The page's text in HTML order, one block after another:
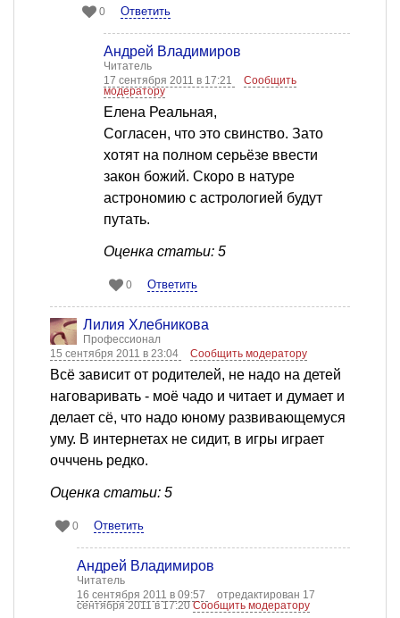
0 Ответить
Андрей Владимиров
Читатель
17 сентября 2011 в 17:21
Сообщить
модератору
Елена Реальная,
Согласен, что это свинство. Зато
хотят на полном серьёзе ввести
закон божий. Скоро в натуре
астрономию с астрологией будут
путать.
Оценка статьи: 5
0 Ответить
Лилия Хлебникова
Профессионал
15 сентября 2011 в 23:04
Сообщить модератору
Всё зависит от родителей, не надо на детей
наговаривать - моё чадо и читает и думает и
делает сё, что надо юному развивающемуся
уму. В интернетах не сидит, в игры играет
очччень редко.
Оценка статьи: 5
0 Ответить
Андрей Владимиров
Читатель
16 сентября 2011 в 09:57
отредактирован 17
сентября 2011 в 17:20Сообщить модератору